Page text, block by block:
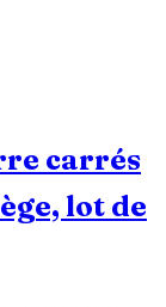
carrés
lot de